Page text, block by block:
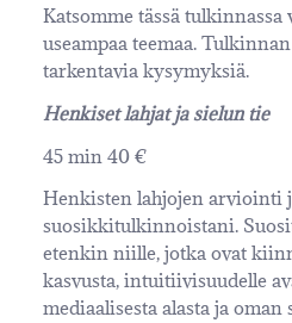
Katsomme tässä tulkinnassa
useampaa teemaa.
tarkentavia kysymyksiä.
Henkiset lahjat ja sielun tie
45 min 40 €
Henkisten lahjojen arviointi
suosikkitulkinnoistani.
etenkin niille, jotka ovat
kasvusta, intuitiivisuudelle
mediaalisesta alasta ja